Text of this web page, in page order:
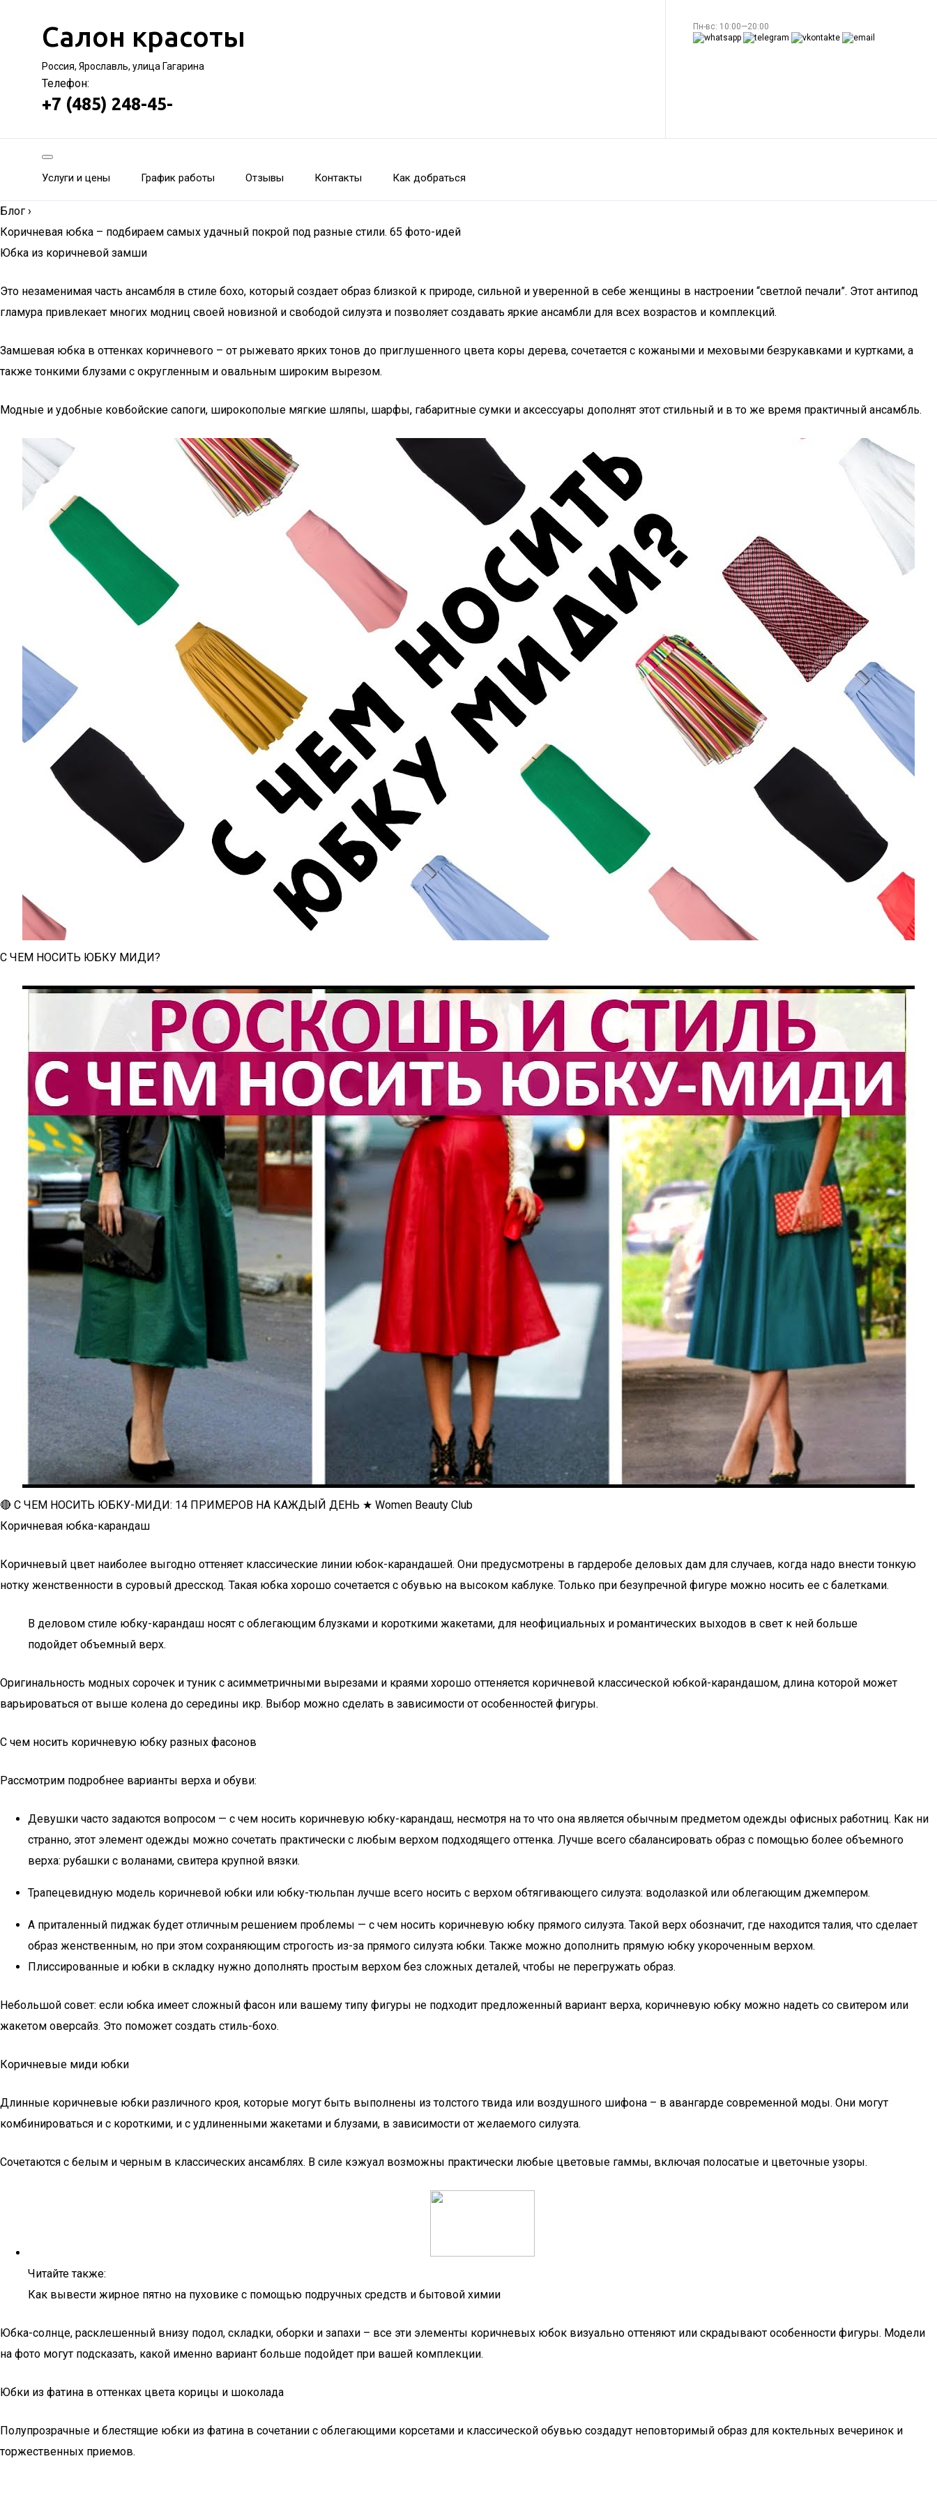
Салон красоты
Россия, Ярославль, улица Гагарина
Телефон:
+7 (485) 248-45-
Пн-вс: 10:00—20:00
Услуги и цены График работы Отзывы Контакты Как добраться
Блог ›
Коричневая юбка – подбираем самых удачный покрой под разные стили. 65 фото-идей
Юбка из коричневой замши
Это незаменимая часть ансамбля в стиле бохо, который создает образ близкой к природе, сильной и уверенной в себе женщины в настроении “светлой печали”. Этот антипод
гламура привлекает многих модниц своей новизной и свободой силуэта и позволяет создавать яркие ансамбли для всех возрастов и комплекций.
Замшевая юбка в оттенках коричневого – от рыжевато ярких тонов до приглушенного цвета коры дерева, сочетается с кожаными и меховыми безрукавками и куртками, а
также тонкими блузами с округленным и овальным широким вырезом.
Модные и удобные ковбойские сапоги, широкополые мягкие шляпы, шарфы, габаритные сумки и аксессуары дополнят этот стильный и в то же время практичный ансамбль.
С ЧЕМ НОСИТЬ ЮБКУ МИДИ?
🔴 С ЧЕМ НОСИТЬ ЮБКУ-МИДИ: 14 ПРИМЕРОВ НА КАЖДЫЙ ДЕНЬ ★ Women Beauty Club
Коричневая юбка-карандаш
Коричневый цвет наиболее выгодно оттеняет классические линии юбок-карандашей. Они предусмотрены в гардеробе деловых дам для случаев, когда надо внести тонкую
нотку женственности в суровый дресскод. Такая юбка хорошо сочетается с обувью на высоком каблуке. Только при безупречной фигуре можно носить ее с балетками.
В деловом стиле юбку-карандаш носят с облегающим блузками и короткими жакетами, для неофициальных и романтических выходов в свет к ней больше
подойдет объемный верх.
Оригинальность модных сорочек и туник с асимметричными вырезами и краями хорошо оттеняется коричневой классической юбкой-карандашом, длина которой может
варьироваться от выше колена до середины икр. Выбор можно сделать в зависимости от особенностей фигуры.
С чем носить коричневую юбку разных фасонов
Рассмотрим подробнее варианты верха и обуви:
Девушки часто задаются вопросом — с чем носить коричневую юбку-карандаш, несмотря на то что она является обычным предметом одежды офисных работниц. Как ни
странно, этот элемент одежды можно сочетать практически с любым верхом подходящего оттенка. Лучше всего сбалансировать образ с помощью более объемного
верха: рубашки с воланами, свитера крупной вязки.
Трапецевидную модель коричневой юбки или юбку-тюльпан лучше всего носить с верхом обтягивающего силуэта: водолазкой или облегающим джемпером.
А приталенный пиджак будет отличным решением проблемы — с чем носить коричневую юбку прямого силуэта. Такой верх обозначит, где находится талия, что сделает
образ женственным, но при этом сохраняющим строгость из-за прямого силуэта юбки. Также можно дополнить прямую юбку укороченным верхом.
Плиссированные и юбки в складку нужно дополнять простым верхом без сложных деталей, чтобы не перегружать образ.
Небольшой совет: если юбка имеет сложный фасон или вашему типу фигуры не подходит предложенный вариант верха, коричневую юбку можно надеть со свитером или
жакетом оверсайз. Это поможет создать стиль-бохо.
Коричневые миди юбки
Длинные коричневые юбки различного кроя, которые могут быть выполнены из толстого твида или воздушного шифона – в авангарде современной моды. Они могут
комбинироваться и с короткими, и с удлиненными жакетами и блузами, в зависимости от желаемого силуэта.
Сочетаются с белым и черным в классических ансамблях. В силе кэжуал возможны практически любые цветовые гаммы, включая полосатые и цветочные узоры.
Читайте также:
Как вывести жирное пятно на пуховике с помощью подручных средств и бытовой химии
Юбка-солнце, расклешенный внизу подол, складки, оборки и запахи – все эти элементы коричневых юбок визуально оттеняют или скрадывают особенности фигуры. Модели
на фото могут подсказать, какой именно вариант больше подойдет при вашей комплекции.
Юбки из фатина в оттенках цвета корицы и шоколада
Полупрозрачные и блестящие юбки из фатина в сочетании с облегающими корсетами и классической обувью создадут неповторимый образ для коктельных вечеринок и
торжественных приемов.